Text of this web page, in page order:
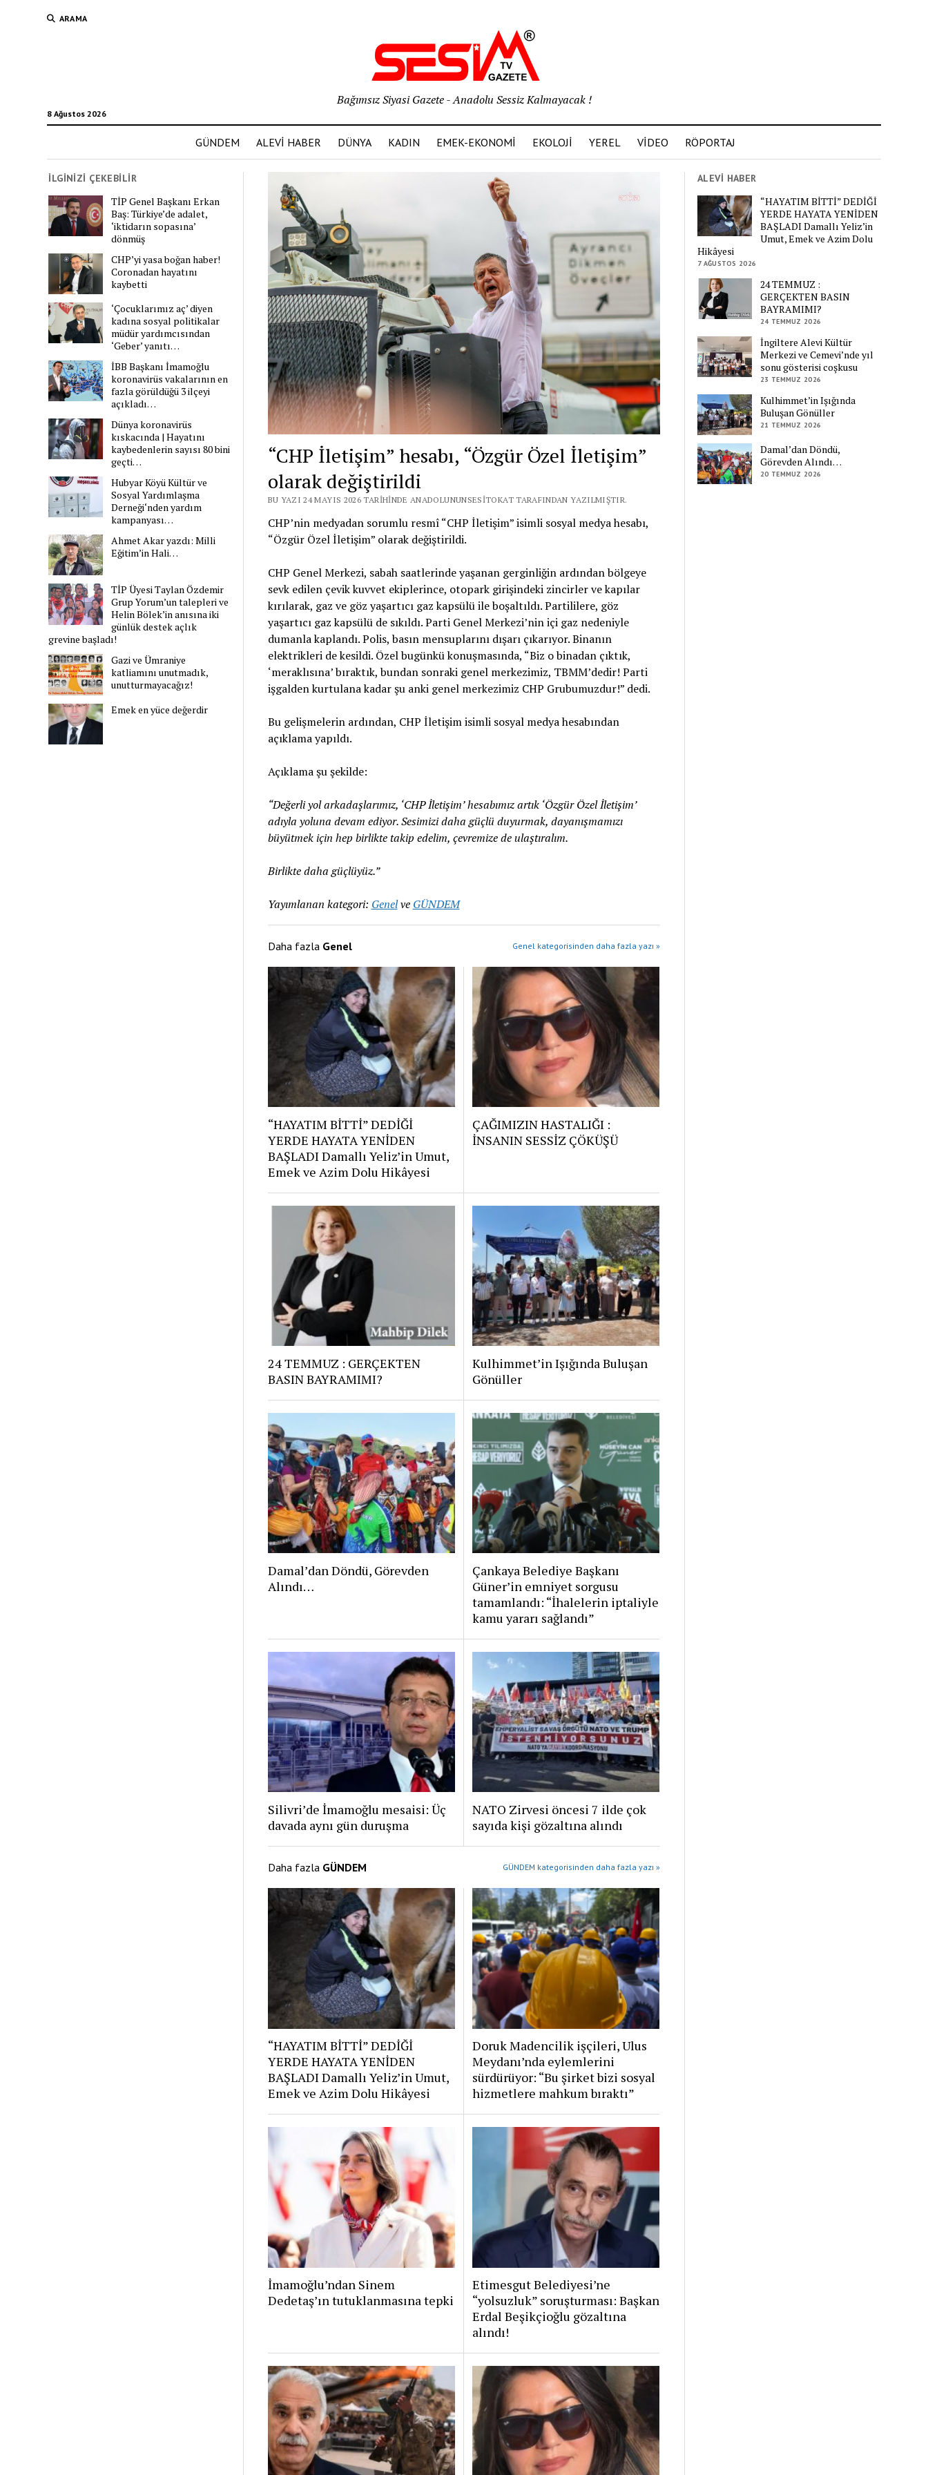
ARAMA
8 Ağustos 2026
Bağımsız Siyasi Gazete - Anadolu Sessiz Kalmayacak !
GÜNDEM ALEVİ HABER DÜNYA KADIN EMEK-EKONOMİ EKOLOJİ YEREL VİDEO RÖPORTAJ
İLGİNİZİ ÇEKEBİLİR
TİP Genel Başkanı Erkan
Baş: Türkiye’de adalet,
‘iktidarın sopasına’
dönmüş
CHP’yi yasa boğan haber!
Coronadan hayatını
kaybetti
‘Çocuklarımız aç’ diyen
kadına sosyal politikalar
müdür yardımcısından
‘Geber’ yanıtı…
İBB Başkanı İmamoğlu
koronavirüs vakalarının en
fazla görüldüğü 3 ilçeyi
açıkladı…
Dünya koronavirüs
kıskacında | Hayatını
kaybedenlerin sayısı 80 bini
geçti…
Hubyar Köyü Kültür ve
Sosyal Yardımlaşma
Derneği‘nden yardım
kampanyası…
Ahmet Akar yazdı: Milli
Eğitim’in Hali…
TİP Üyesi Taylan Özdemir
Grup Yorum’un talepleri ve
Helin Bölek’in anısına iki
günlük destek açlık
grevine başladı!
Gazi ve Ümraniye
katliamını unutmadık,
unutturmayacağız!
Emek en yüce değerdir
“CHP İletişim” hesabı, “Özgür Özel İletişim”
olarak değiştirildi
BU YAZI 24 MAYIS 2026 TARIHINDE ANADOLUNUNSESITOKAT TARAFINDAN YAZILMIŞTIR.
CHP’nin medyadan sorumlu resmî “CHP İletişim” isimli sosyal medya hesabı,
“Özgür Özel İletişim” olarak değiştirildi.
CHP Genel Merkezi, sabah saatlerinde yaşanan gerginliğin ardından bölgeye
sevk edilen çevik kuvvet ekiplerince, otopark girişindeki zincirler ve kapılar
kırılarak, gaz ve göz yaşartıcı gaz kapsülü ile boşaltıldı. Partililere, göz
yaşartıcı gaz kapsülü de sıkıldı. Parti Genel Merkezi’nin içi gaz nedeniyle
dumanla kaplandı. Polis, basın mensuplarını dışarı çıkarıyor. Binanın
elektrikleri de kesildi. Özel bugünkü konuşmasında, “Biz o binadan çıktık,
‘meraklısına’ bıraktık, bundan sonraki genel merkezimiz, TBMM’dedir! Parti
işgalden kurtulana kadar şu anki genel merkezimiz CHP Grubumuzdur!” dedi.
Bu gelişmelerin ardından, CHP İletişim isimli sosyal medya hesabından
açıklama yapıldı.
Açıklama şu şekilde:
“Değerli yol arkadaşlarımız, ‘CHP İletişim’ hesabımız artık ‘Özgür Özel İletişim’
adıyla yoluna devam ediyor. Sesimizi daha güçlü duyurmak, dayanışmamızı
büyütmek için hep birlikte takip edelim, çevremize de ulaştıralım.
Birlikte daha güçlüyüz.”
Yayımlanan kategori: Genelve GÜNDEM
Daha fazla Genel Genel kategorisinden daha fazla yazı »
“HAYATIM BİTTİ” DEDİĞİ
YERDE HAYATA YENİDEN
BAŞLADI Damallı Yeliz’in Umut,
Emek ve Azim Dolu Hikâyesi
ÇAĞIMIZIN HASTALIĞI :
İNSANIN SESSİZ ÇÖKÜŞÜ
24 TEMMUZ : GERÇEKTEN
BASIN BAYRAMIMI?
Kulhimmet’in Işığında Buluşan
Gönüller
Damal’dan Döndü, Görevden
Alındı…
Çankaya Belediye Başkanı
Güner’in emniyet sorgusu
tamamlandı: “İhalelerin iptaliyle
kamu yararı sağlandı”
Silivri’de İmamoğlu mesaisi: Üç
davada aynı gün duruşma
NATO Zirvesi öncesi 7 ilde çok
sayıda kişi gözaltına alındı
Daha fazla GÜNDEM GÜNDEM kategorisinden daha fazla yazı »
“HAYATIM BİTTİ” DEDİĞİ
YERDE HAYATA YENİDEN
BAŞLADI Damallı Yeliz’in Umut,
Emek ve Azim Dolu Hikâyesi
Doruk Madencilik işçileri, Ulus
Meydanı’nda eylemlerini
sürdürüyor: “Bu şirket bizi sosyal
hizmetlere mahkum bıraktı”
İmamoğlu’ndan Sinem
Dedetaş’ın tutuklanmasına tepki
Etimesgut Belediyesi’ne
“yolsuzluk” soruşturması: Başkan
Erdal Beşikçioğlu gözaltına
alındı!
ALEVİ HABER
“HAYATIM BİTTİ” DEDİĞİ
YERDE HAYATA YENİDEN
BAŞLADI Damallı Yeliz’in
Umut, Emek ve Azim Dolu
Hikâyesi
7 AĞUSTOS 2026
24 TEMMUZ :
GERÇEKTEN BASIN
BAYRAMIMI?
24 TEMMUZ 2026
İngiltere Alevi Kültür
Merkezi ve Cemevi’nde yıl
sonu gösterisi coşkusu
23 TEMMUZ 2026
Kulhimmet’in Işığında
Buluşan Gönüller
21 TEMMUZ 2026
Damal’dan Döndü,
Görevden Alındı…
20 TEMMUZ 2026